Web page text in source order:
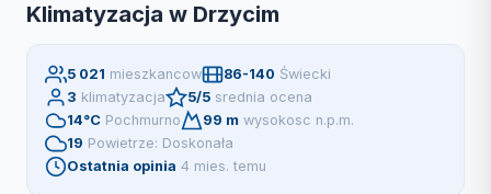
Klimatyzacja w Drzycim
5 021 mieszkancow 86-140 Świecki
3 klimatyzacja 5/5 srednia ocena
14°C Pochmurno 99 m wysokosc n.p.m.
19 Powietrze: Doskonała
Ostatnia opinia 4 mies. temu